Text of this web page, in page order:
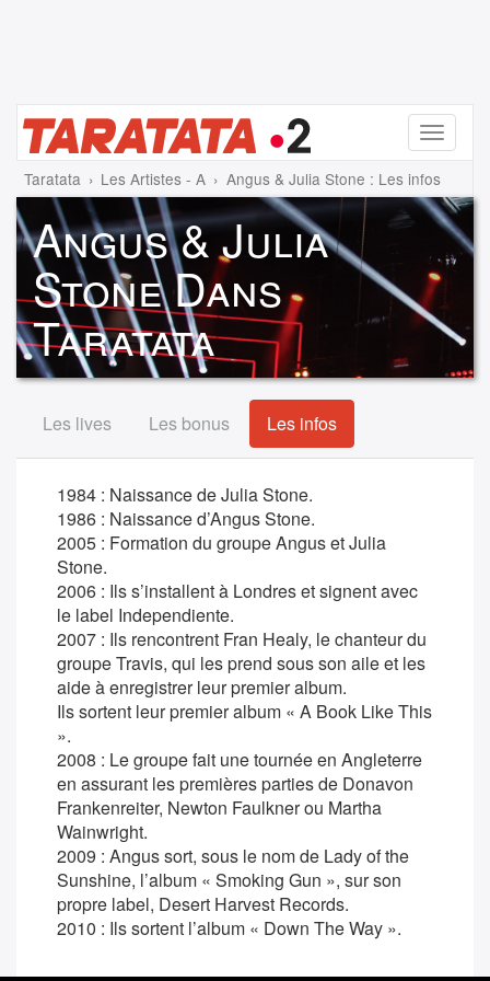
Menu
Taratata Les Artistes - A Angus & Julia Stone : Les infos
Angus & Julia
Stone Dans
Taratata
Les lives Les bonus Les infos
1984 : Naissance de Julia Stone.
1986 : Naissance d’Angus Stone.
2005 : Formation du groupe Angus et Julia
Stone.
2006 : Ils s’installent à Londres et signent avec
le label Independiente.
2007 : Ils rencontrent Fran Healy, le chanteur du
groupe Travis, qui les prend sous son aile et les
aide à enregistrer leur premier album.
Ils sortent leur premier album « A Book Like This
».
2008 : Le groupe fait une tournée en Angleterre
en assurant les premières parties de Donavon
Frankenreiter, Newton Faulkner ou Martha
Wainwright.
2009 : Angus sort, sous le nom de Lady of the
Sunshine, l’album « Smoking Gun », sur son
propre label, Desert Harvest Records.
2010 : Ils sortent l’album « Down The Way ».